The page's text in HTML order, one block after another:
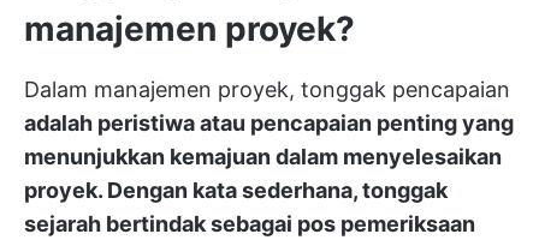
manajemen proyek?
Dalam manajemen proyek, tonggak pencapaian
adalah peristiwa atau pencapaian penting yang
menunjukkan kemajuan dalam menyelesaikan
proyek. Dengan kata sederhana, tonggak
sejarah bertindak sebagai pos pemeriksaan